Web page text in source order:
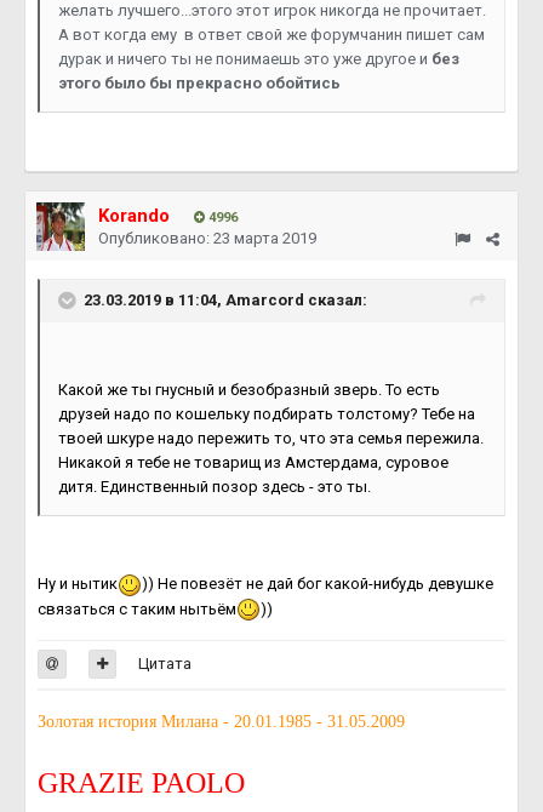
желать лучшего...этого этот игрок никогда не прочитает.
А вот когда ему в ответ свой же форумчанин пишет сам
дурак и ничего ты не понимаешь это уже другое и без
этого было бы прекрасно обойтись
Korando 4996
Опубликовано: 23 марта 2019
23.03.2019 в 11:04, Amarcord сказал:
Какой же ты гнусный и безобразный зверь. То есть
друзей надо по кошельку подбирать толстому? Тебе на
твоей шкуре надо пережить то, что эта семья пережила.
Никакой я тебе не товарищ из Амстердама, суровое
дитя. Единственный позор здесь - это ты.
Ну и нытик
)) Не повезёт не дай бог какой-нибудь девушке
связаться с таким нытьём
))
Цитата
Золотая история Милана - 20.01.1985 - 31.05.2009
GRAZIE PAOLO